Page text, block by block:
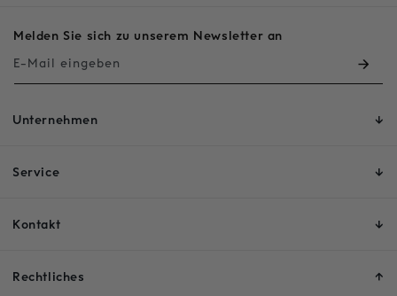
Unternehmen
Service
Kontakt
Rechtliches
Melden Sie sich zu unserem Newsletter an
E-Mail eingeben